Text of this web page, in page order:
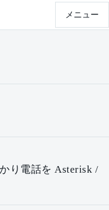
メニュー
り電話を Asterisk /